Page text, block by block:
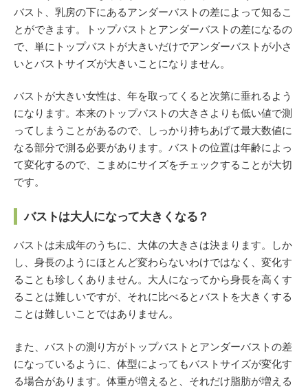
バスト、乳房の下にあるアンダーバストの差によって知るこ
とができます。トップバストとアンダーバストの差になるの
で、単にトップバストが大きいだけでアンダーバストが小さ
いとバストサイズが大きいことになりません。
バストが大きい女性は、年を取ってくると次第に垂れるよう
になります。本来のトップバストの大きさよりも低い値で測
ってしまうことがあるので、しっかり持ちあげて最大数値に
なる部分で測る必要があります。バストの位置は年齢によっ
て変化するので、こまめにサイズをチェックすることが大切
です。
バストは大人になって大きくなる？
バストは未成年のうちに、大体の大きさは決まります。しか
し、身長のようにほとんど変わらないわけではなく、変化す
ることも珍しくありません。大人になってから身長を高くす
ることは難しいですが、それに比べるとバストを大きくする
ことは難しいことではありません。
また、バストの測り方がトップバストとアンダーバストの差
になっているように、体型によってもバストサイズが変化す
る場合があります。体重が増えると、それだけ脂肪が増える